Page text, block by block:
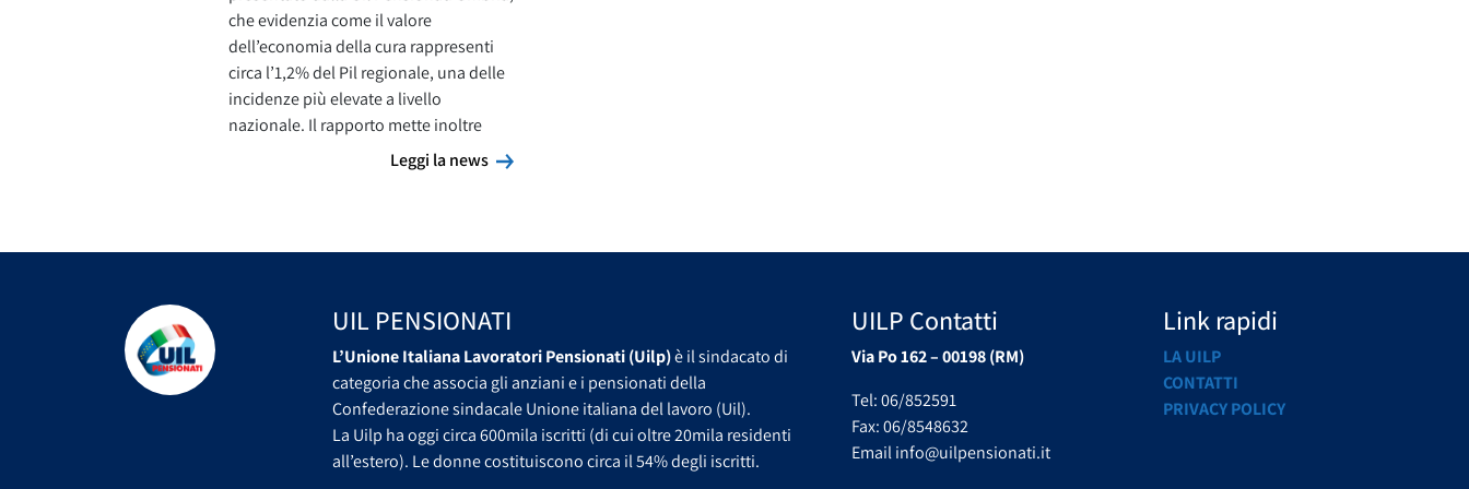
che evidenzia come il valore
dell’economia della cura rappresenti
circa l’1,2% del Pil regionale, una delle
incidenze più elevate a livello
nazionale. Il rapporto mette inoltre
Leggi la news
Leggi la news
UIL PENSIONATI
L’Unione Italiana Lavoratori Pensionati (Uilp)è il sindacato di
categoria che associa gli anziani e i pensionati della
Confederazione sindacale Unione italiana del lavoro (Uil).
La Uilp ha oggi circa 600mila iscritti (di cui oltre 20mila residenti
all’estero). Le donne costituiscono circa il 54% degli iscritti.
UILP Contatti
Via Po 162 – 00198 (RM)
Tel: 06/852591
Fax: 06/8548632
Email info@uilpensionati.it
Link rapidi
LA UILP
CONTATTI
PRIVACY POLICY